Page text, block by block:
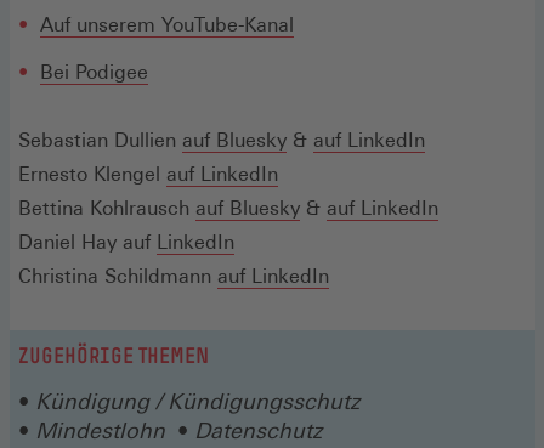
neuen
Fenster) einem
Auf unserem YouTube-Kanal
Fenster)
Bei Podigee
einem
neuen
Fenster)
Sebastian Dullien auf (Öffnet
in
einem
neuen
Fenster)
Bluesky(Öffnet
einem
Fenster)
& auf LinkedIn
einem
Ernesto Klengel auf LinkedIn
in
neuen
Bettina Kohlrausch auf Bluesky(Öffnet
einem
& auf LinkedIn
Daniel Hay auf LinkedIn
in
Christina Schildmann auf LinkedIn
Fenster)
ZUGEHÖRIGE THEMEN
Kündigung / Kündigungsschutz
Mindestlohn
Datenschutz